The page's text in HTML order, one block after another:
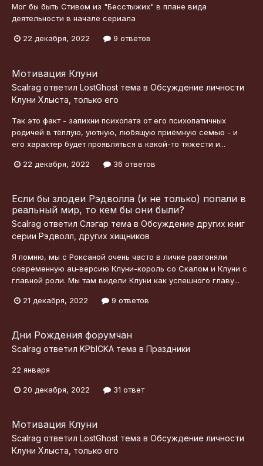
Мог бы быть Стивом из "Бесстыжих" в плане вида
деятельности в начале сериала
22 декабря, 2022 9 ответов
Мотивация Клуни
Scalrag ответил LostGhost тема в Обсуждение личности
Клуни Хлыста, только его
Так это факт - запихни психопата от его психопатичных
родичей в тёплую, уютную, любящую приёмную семью - и
его характер будет проявляться в какой-то тяжести и...
22 декабря, 2022 36 ответов
Если бы злодеи Рэдволла (и не только) попали в
реальный мир, то кем бы они были?
Scalrag ответил Слэгар тема в Обсуждение других книг
серии Рэдволл, других хищников
Я помню, мы с Роксаной очень часто в личке разгоняли
современную au-версию Клуни-король со Скалом и Клуни с
главной роли. Мы там видели Клуни как успешного главу...
21 декабря, 2022 9 ответов
Дни Рождения форумчан
Scalrag ответил KPbICKA тема в Праздники
22 января
20 декабря, 2022 31 ответ
Мотивация Клуни
Scalrag ответил LostGhost тема в Обсуждение личности
Клуни Хлыста, только его